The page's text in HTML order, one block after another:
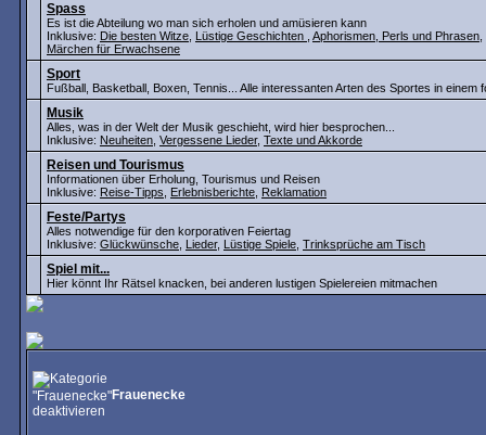
Spass
Es ist die Abteilung wo man sich erholen und amüsieren kann
Inklusive: Die besten Witze Lüstige Geschichten Aphorismen, Perls und Phrasen
Märchen für Erwachsene
Sport
Fußball, Basketball, Boxen, Tennis... Alle interessanten Arten des Sportes in einem
Musik
Alles, was in der Welt der Musik geschieht, wird hier besprochen...
Inklusive: Neuheiten Vergessene Lieder, Texte und Akkorde
Reisen und Tourismus
Informationen über Erholung, Tourismus und Reisen
Inklusive: Reise-Tipps Erlebnisberichte Reklamation
Feste/Partys
Alles notwendige für den korporativen Feiertag
Inklusive: Glückwünsche Lieder, Lüstige Spiele Trinksprüche am Tisch
Spiel mit...
Hier könnt Ihr Rätsel knacken, bei anderen lustigen Spielereien mitmachen
Frauenecke